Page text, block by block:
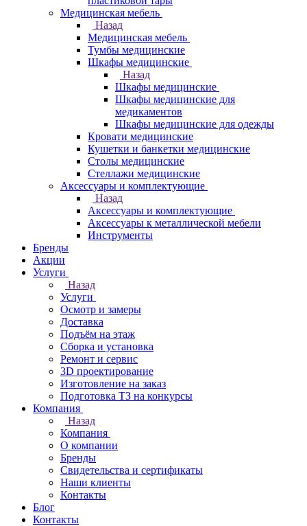
Медицинская мебель
Назад
Медицинская мебель
Тумбы медицинские
Шкафы медицинские
Назад
Шкафы медицинские
Шкафы медицинские для
медикаментов
Шкафы медицинские для одежды
Кровати медицинские
Кушетки и банкетки медицинские
Столы медицинские
Стеллажи медицинские
Аксессуары и комплектующие
Назад
Аксессуары и комплектующие
Аксессуары к металлической мебели
Инструменты
Бренды
Акции
Услуги
Назад
Услуги
Осмотр и замеры
Доставка
Подъём на этаж
Сборка и установка
Ремонт и сервис
3D проектирование
Изготовление на заказ
Подготовка ТЗ на конкурсы
Компания
Назад
Компания
О компании
Бренды
Свидетельства и сертификаты
Наши клиенты
Контакты
Блог
Контакты